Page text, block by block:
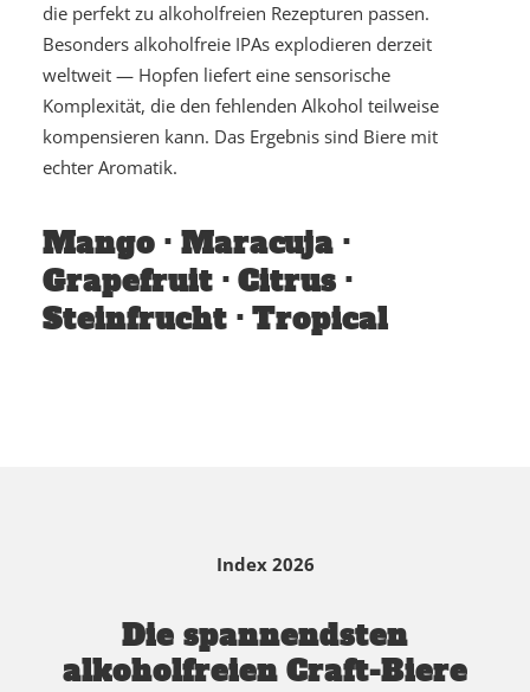
die perfekt zu alkoholfreien Rezepturen passen.
Besonders alkoholfreie IPAs explodieren derzeit
weltweit — Hopfen liefert eine sensorische
Komplexität, die den fehlenden Alkohol teilweise
kompensieren kann. Das Ergebnis sind Biere mit
echter Aromatik.
Mango · Maracuja ·
Grapefruit · Citrus ·
Steinfrucht · Tropical
Index 2026
Die spannendsten
alkoholfreien Craft-Biere